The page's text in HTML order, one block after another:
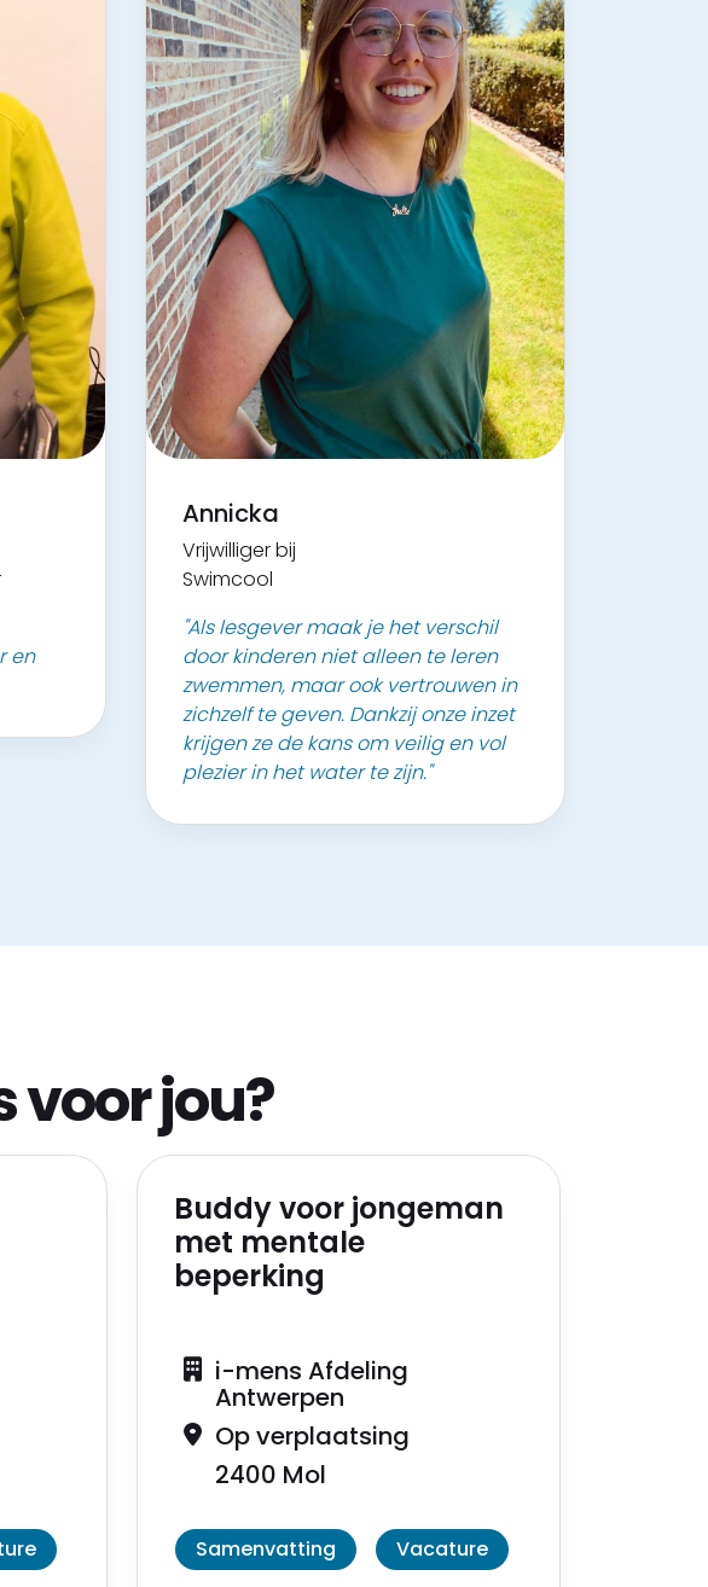
en
Annicka
Vrijwilliger bij
Swimcool
"Als lesgever maak je het verschil
door kinderen niet alleen te leren
zwemmen, maar ook vertrouwen in
zichzelf te geven. Dankzij onze inzet
krijgen ze de kans om veilig en vol
plezier in het water te zijn."
voor jou?
Buddy voor jongeman
met mentale
beperking
i-mens Afdeling
Antwerpen
Op verplaatsing
2400 Mol
Samenvatting Vacature